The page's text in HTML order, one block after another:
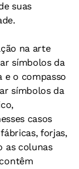
suas
na arte
símbolos da
e o compasso
símbolos da
casos
forjas,
as colunas